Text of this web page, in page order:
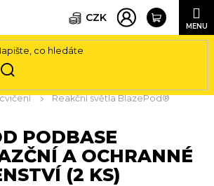
CZK
Reakční světla BlazePod®
PODBASE
A OCHRANNÉ
(2 KS)